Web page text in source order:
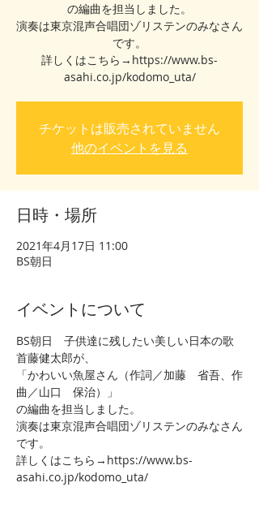
の編曲を担当しました。
演奏は東京混声合唱団ゾリステンのみなさん
です。
詳しくはこちら→https://www.bs-
asahi.co.jp/kodomo_uta/
チケットは販売されていません
他のイベントを見る
日時・場所
2021年4月17日 11:00
BS朝日
イベントについて
BS朝日　子供達に残したい美しい日本の歌
首藤健太郎が、
「かわいい魚屋さん（作詞／加藤　省吾、作
曲／山口　保治）」
の編曲を担当しました。
演奏は東京混声合唱団ゾリステンのみなさん
です。
詳しくはこちら→https://www.bs-
asahi.co.jp/kodomo_uta/